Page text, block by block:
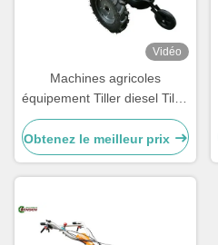
Vidéo
Machines agricoles
équipement Tiller diesel Tiller
à deux roues 7 chevaux
Tracteur à main
Obtenez le meilleur prix